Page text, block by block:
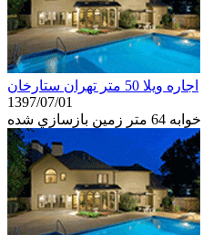
اجاره ويلا 50 متر تهران ستارخان
1397/07/01